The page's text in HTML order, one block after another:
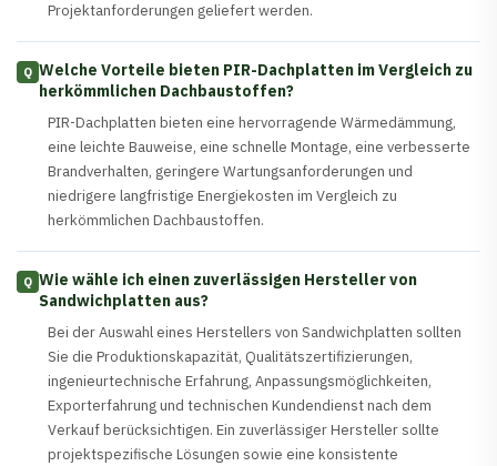
Projektanforderungen geliefert werden.
Q Welche Vorteile bieten PIR-Dachplatten im Vergleich zu
herkömmlichen Dachbaustoffen?
PIR-Dachplatten bieten eine hervorragende Wärmedämmung,
eine leichte Bauweise, eine schnelle Montage, eine verbesserte
Brandverhalten, geringere Wartungsanforderungen und
niedrigere langfristige Energiekosten im Vergleich zu
herkömmlichen Dachbaustoffen.
Q Wie wähle ich einen zuverlässigen Hersteller von
Sandwichplatten aus?
Bei der Auswahl eines Herstellers von Sandwichplatten sollten
Sie die Produktionskapazität, Qualitätszertifizierungen,
ingenieurtechnische Erfahrung, Anpassungsmöglichkeiten,
Exporterfahrung und technischen Kundendienst nach dem
Verkauf berücksichtigen. Ein zuverlässiger Hersteller sollte
projektspezifische Lösungen sowie eine konsistente